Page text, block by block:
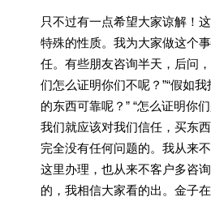
只不过有一点希望大家谅解！
特殊的性质。我为大家做这个
任。有些朋友咨询半天，后问
们怎么证明你们不呢？”“假如
的东西可靠呢？” “怎么证明你
我们就应该对我们信任，买东
完全没有任何问题的。我从来
这里办理，也从来不客户多咨
的，我相信大家看的出。金子